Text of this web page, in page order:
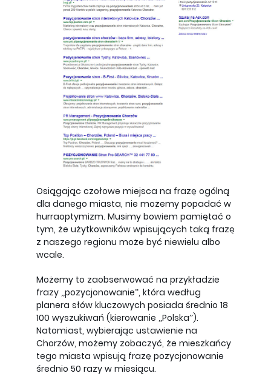
Osiągając czołowe miejsca na frazę ogólną
dla danego miasta, nie możemy popadać w
hurraoptymizm. Musimy bowiem pamiętać o
tym, że użytkowników wpisujących taką frazę
z naszego regionu może być niewielu albo
wcale.
Możemy to zaobserwować na przykładzie
frazy „pozycjonowanie”, która według
planera słów kluczowych posiada średnio 18
100 wyszukiwań (kierowanie „Polska”).
Natomiast, wybierając ustawienie na
Chorzów, możemy zobaczyć, że mieszkańcy
tego miasta wpisują frazę pozycjonowanie
średnio 50 razy w miesiącu.